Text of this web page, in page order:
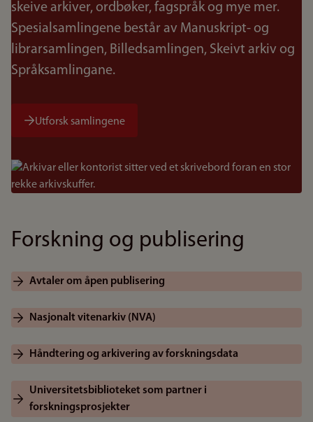
skeive arkiver, ordbøker, fagspråk og mye mer.
Spesialsamlingene består av Manuskript- og
librarsamlingen, Billedsamlingen, Skeivt arkiv og
Språksamlingane.
Utforsk samlingene
Bilde
Forskning og publisering
Avtaler om åpen publisering
Nasjonalt vitenarkiv (NVA)
Håndtering og arkivering av forskningsdata
Universitetsbiblioteket som partner i
forskningsprosjekter